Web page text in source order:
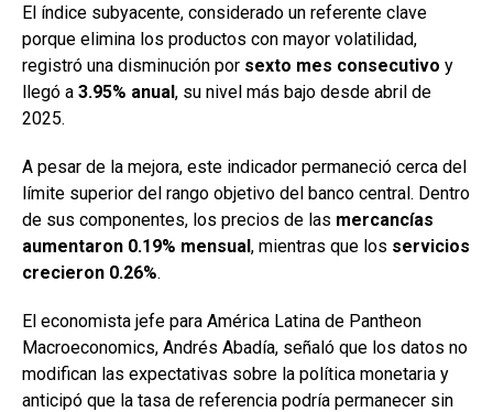
El índice subyacente, considerado un referente clave
porque elimina los productos con mayor volatilidad,
registró una disminución por sexto mes consecutivo y
llegó a 3.95% anual, su nivel más bajo desde abril de
2025.
A pesar de la mejora, este indicador permaneció cerca del
límite superior del rango objetivo del banco central. Dentro
de sus componentes, los precios de las mercancías
aumentaron 0.19% mensual, mientras que los servicios
crecieron 0.26%.
El economista jefe para América Latina de Pantheon
Macroeconomics, Andrés Abadía, señaló que los datos no
modifican las expectativas sobre la política monetaria y
anticipó que la tasa de referencia podría permanecer sin